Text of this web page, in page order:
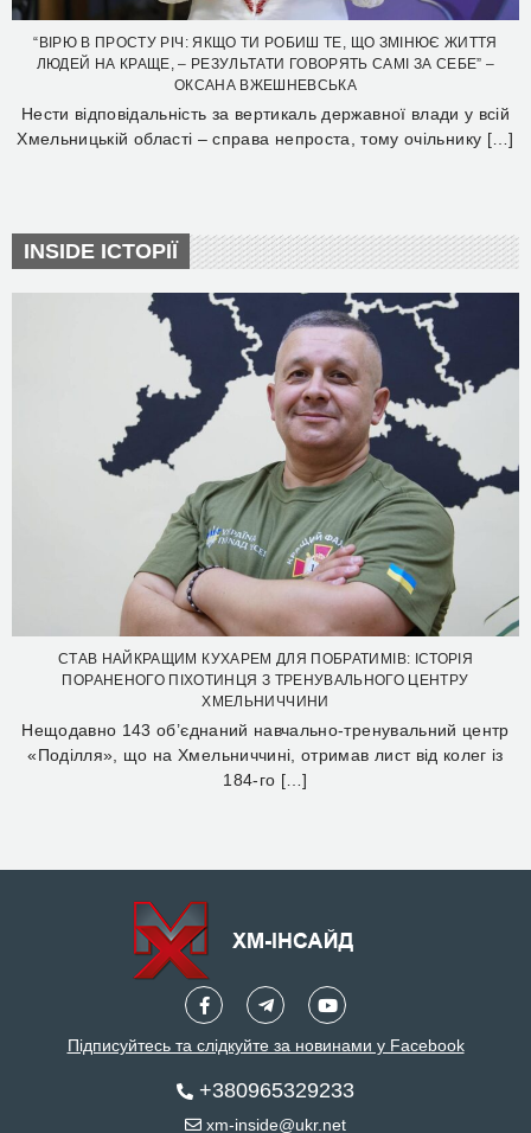
“ВІРЮ В ПРОСТУ РІЧ: ЯКЩО ТИ РОБИШ ТЕ, ЩО ЗМІНЮЄ ЖИТТЯ
ЛЮДЕЙ НА КРАЩЕ, – РЕЗУЛЬТАТИ ГОВОРЯТЬ САМІ ЗА СЕБЕ” –
ОКСАНА ВЖЕШНЕВСЬКА
Нести відповідальність за вертикаль державної влади у всій
Хмельницькій області – справа непроста, тому очільнику […]
INSIDE ІСТОРІЇ
СТАВ НАЙКРАЩИМ КУХАРЕМ ДЛЯ ПОБРАТИМІВ: ІСТОРІЯ
ПОРАНЕНОГО ПІХОТИНЦЯ З ТРЕНУВАЛЬНОГО ЦЕНТРУ
ХМЕЛЬНИЧЧИНИ
Нещодавно 143 об’єднаний навчально-тренувальний центр
«Поділля», що на Хмельниччині, отримав лист від колег із
184-го […]
Підписуйтесь та слідкуйте за новинами у Facebook
+380965329233
xm-inside@ukr.net